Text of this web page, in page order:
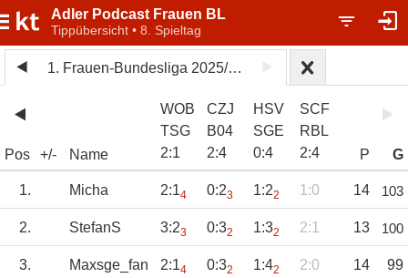
Adler Podcast Frauen BL
Tippübersicht • 8. Spieltag
1. Frauen-Bundesliga 2025/26
Pos +/- Name
WOB
TSG
2:1
CZJ
B04
2:4
HSV
SGE
0:4
SCF
RBL
2:4 P G
1. Micha 2:14 0:23 1:22 1:0 14 103
2. StefanS 3:23 0:32 1:32 2:1 13 100
3. Maxsge_fan 2:14 0:32 1:42 2:0 14 99